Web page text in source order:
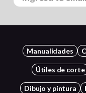
Manualidades
Útiles de corte
Dibujo y pintura